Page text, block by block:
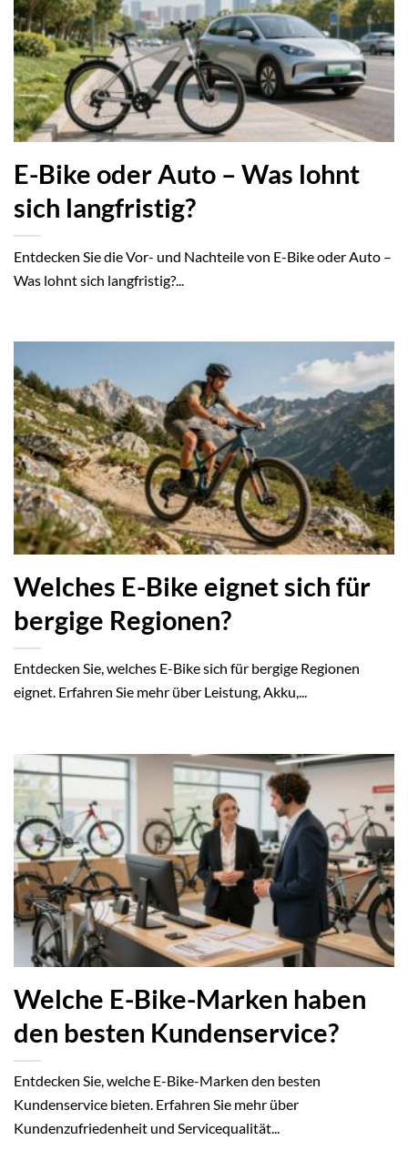
E-Bike oder Auto – Was lohnt
sich langfristig?
Entdecken Sie die Vor- und Nachteile von E-Bike oder Auto –
Was lohnt sich langfristig?...
Welches E-Bike eignet sich für
bergige Regionen?
Entdecken Sie, welches E-Bike sich für bergige Regionen
eignet. Erfahren Sie mehr über Leistung, Akku,...
Welche E-Bike-Marken haben
den besten Kundenservice?
Entdecken Sie, welche E-Bike-Marken den besten
Kundenservice bieten. Erfahren Sie mehr über
Kundenzufriedenheit und Servicequalität...